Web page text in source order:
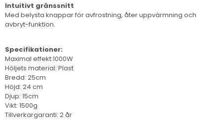
Intuitivt gränssnitt
Med belysta knappar för avfrostning, åter uppvärmning och
avbryt-funktion.
Specifikationer:
Maximal effekt:1000W
Höljets material: Plast
Bredd: 25cm
Höjd: 24 cm
Djup: 15cm
Vikt: 1500g
Tillverkargaranti: 2 år